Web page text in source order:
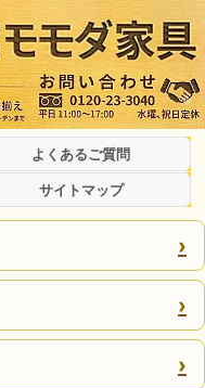
よくあるご質問
サイトマップ
›
›
›